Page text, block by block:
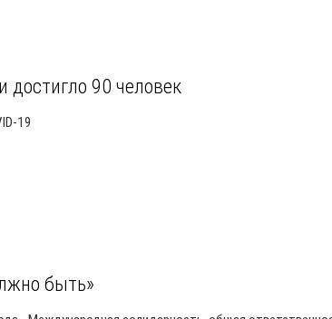
достигло 90 человек
19
быть»